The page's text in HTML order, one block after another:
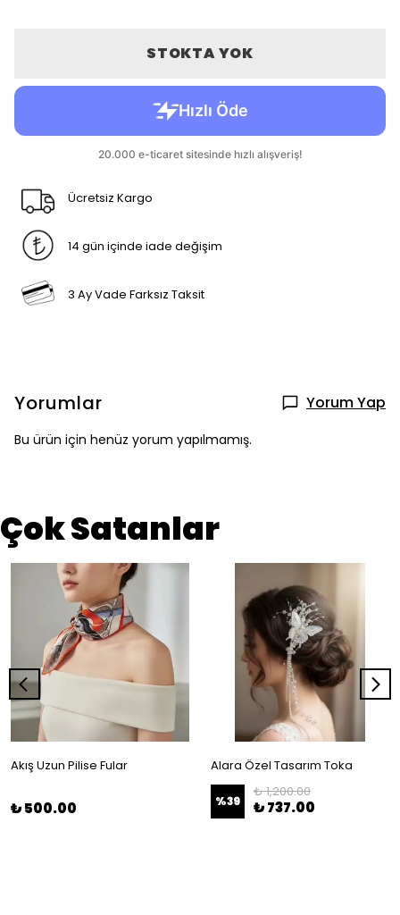
STOKTA YOK
Ücretsiz Kargo
14 gün içinde iade değişim
3 Ay Vade Farksız Taksit
Yorumlar Yorum Yap
Bu ürün için henüz yorum yapılmamış.
Çok Satanlar
Akış Uzun Pilise Fular
₺ 500.00
Alara Özel Tasarım Toka
%39
₺ 1,200.00
₺ 737.00